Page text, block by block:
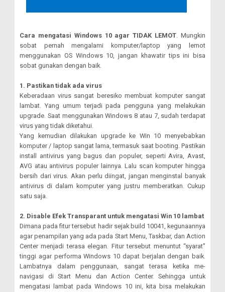
Cara mengatasi Windows 10 agar TIDAK LEMOT. Mungkin
sobat pernah mengalami komputer/laptop yang lemot
menggunakan OS Windows 10, jangan khawatir tips ini bisa
sobat gunakan dengan baik.
1. Pastikan tidak ada virus
Keberadaan virus sangat beresiko membuat komputer sangat
lambat. Yang umum terjadi pada pengguna yang melakukan
upgrade. Saat menggunakan Windows 8 atau 7, sudah terdapat
virus yang tidak diketahui.
Yang kemudian dilakukan upgrade ke Win 10 menyebabkan
komputer / laptop sangat lama, termasuk saat booting. Pastikan
install antivirus yang bagus dan populer, seperti Avira, Avast,
AVG atau antivirus populer lainnya. Lalu scan komputer hingga
bersih dari virus. Akan perlu diingat, jangan menginstal banyak
antivirus di dalam komputer yang justru memberatkan. Cukup
satu saja.
2. Disable Efek Transparant untuk mengatasi Win 10 lambat
Dimana pada fitur tersebut hadir sejak build 10041, kegunaannya
agar penampilan yang ada pada Start Menu, Taskbar, dan Action
Center menjadi terasa elegan. Fitur tersebut menuntut “syarat”
tinggi agar performa Windows 10 dapat berjalan dengan baik.
Lambatnya dalam penggunaan, sangat terasa ketika me-
navigasi di Start Menu dan Action Center. Sehingga untuk
mengatasi lambat pada Windows 10 ini, kita bisa melakukan